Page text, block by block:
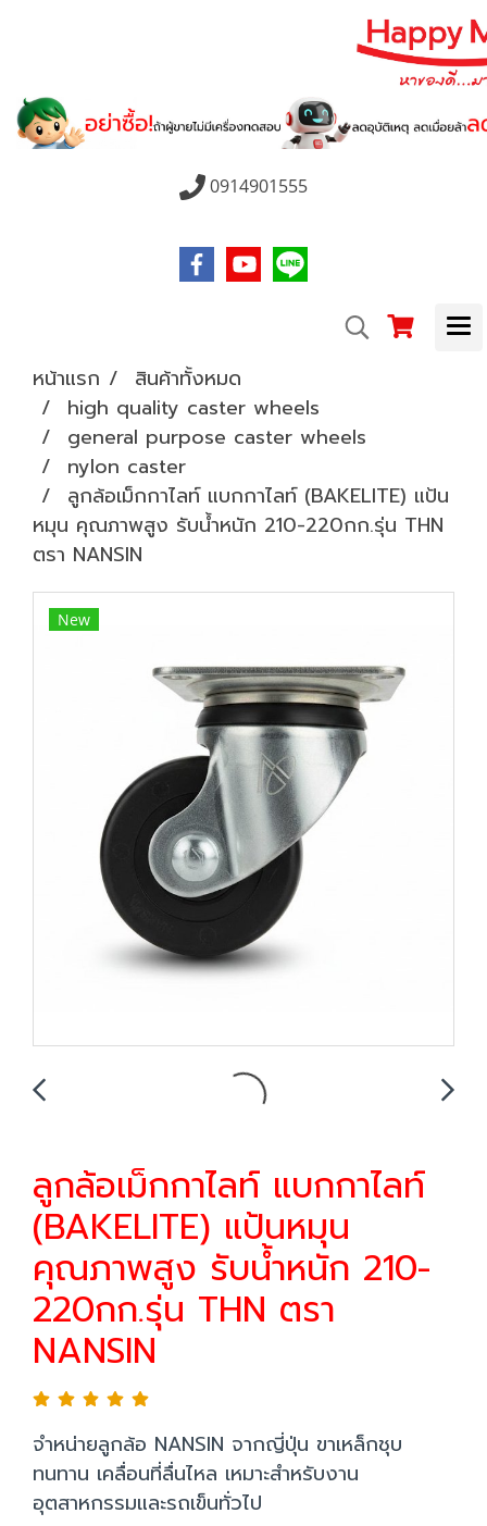
0914901555
หน้าแรก
สินค้าทั้งหมด
high quality caster wheels
general purpose caster wheels
nylon caster
ลูกล้อเม็กกาไลท์ แบกกาไลท์ (BAKELITE) แป้น
หมุน คุณภาพสูง รับน้ำหนัก 210-220กก.รุ่น THN
ตรา NANSIN
New
ลูกล้อเม็กกาไลท์ แบกกาไลท์
(BAKELITE) แป้นหมุน
คุณภาพสูง รับน้ำหนัก 210-
220กก.รุ่น THN ตรา
NANSIN
จำหน่ายลูกล้อ NANSIN จากญี่ปุ่น ขาเหล็กชุบ
ทนทาน เคลื่อนที่ลื่นไหล เหมาะสำหรับงาน
อุตสาหกรรมและรถเข็นทั่วไป